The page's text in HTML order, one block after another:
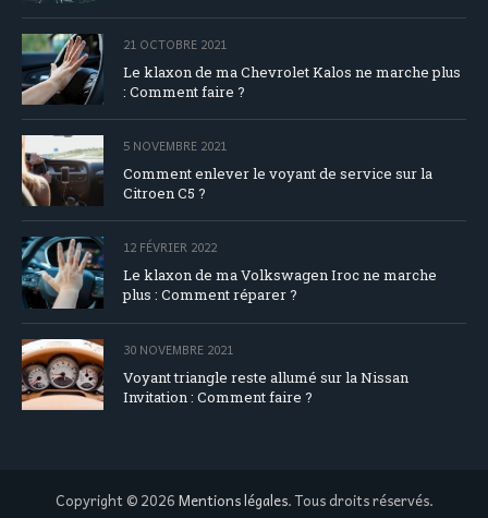
21 OCTOBRE 2021
Le klaxon de ma Chevrolet Kalos ne marche plus
: Comment faire ?
5 NOVEMBRE 2021
Comment enlever le voyant de service sur la
Citroen C5 ?
12 FÉVRIER 2022
Le klaxon de ma Volkswagen Iroc ne marche
plus : Comment réparer ?
30 NOVEMBRE 2021
Voyant triangle reste allumé sur la Nissan
Invitation : Comment faire ?
Copyright © 2026Mentions légales. Tous droits réservés.